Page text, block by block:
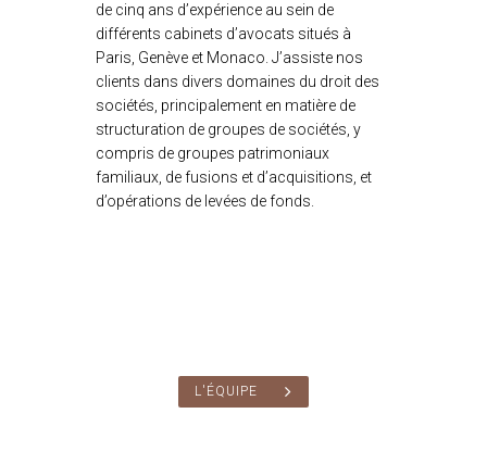
de cinq ans d’expérience au sein de
différents cabinets d’avocats situés à
Paris, Genève et Monaco. J’assiste nos
clients dans divers domaines du droit des
sociétés, principalement en matière de
structuration de groupes de sociétés, y
compris de groupes patrimoniaux
familiaux, de fusions et d’acquisitions, et
d’opérations de levées de fonds.
L'ÉQUIPE